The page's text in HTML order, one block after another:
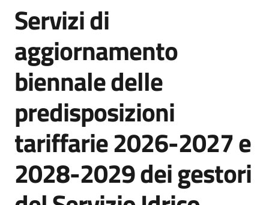
e
strumenti
acquisto
Piattaforme
telematiche
Salta al contenuto
Servizi di
aggiornamento
biennale delle
predisposizioni
tariffarie 2026-2027 e
2028-2029 dei gestori